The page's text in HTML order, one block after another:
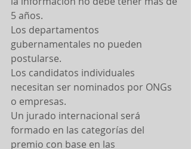
5 años.
Los departamentos
gubernamentales no pueden
postularse.
Los candidatos individuales
necesitan ser nominados por ONGs
o empresas.
Un jurado internacional será
formado en las categorías del
premio con base en las